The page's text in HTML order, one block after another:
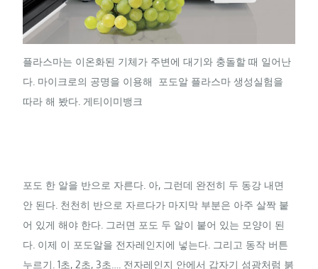
플라스마는 이온화된 기체가 주변에 대기와 충돌할 때 일어난
다. 마이크로의 공명을 이용해 포도알 플라스마 생성실험을
따라 해 봤다. 게티이미뱅크
포도 한 알을 반으로 자른다. 아, 그런데 완전히 두 동강 내면
안 된다. 천천히 반으로 자르다가 마지막 부분은 아주 살짝 붙
어 있게 해야 한다. 그러면 포도 두 알이 붙어 있는 모양이 된
다. 이제 이 포도알을 전자레인지에 넣는다. 그리고 동작 버튼
누르기. 1초, 2초, 3초…. 전자레인지 안에서 갑자기 섬광처럼 붉